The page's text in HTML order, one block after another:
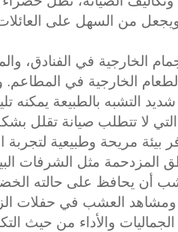
من السهل على
الخارجية في
الخارجية في
بالطبيعة يمكنه
لا تتطلب صيانة تقلل
بيئة مريحة وطبيعية لتجربة
المزدحمة مثل الشرفات
أن يحافظ على حالته
العشب في حفلات
والأداء من حيث